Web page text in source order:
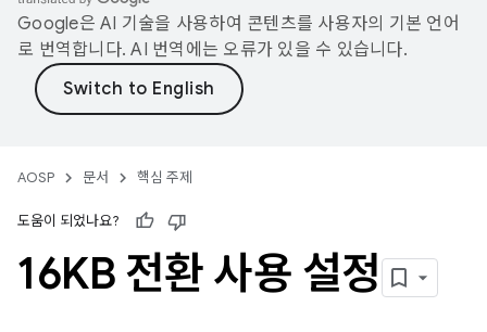
Google은 AI 기술을 사용하여 콘텐츠를 사용자의 기본 언어
로 번역합니다. AI 번역에는 오류가 있을 수 있습니다.
AOSP 문서 핵심 주제
도움이 되었나요?
16KB 전환 사용 설정